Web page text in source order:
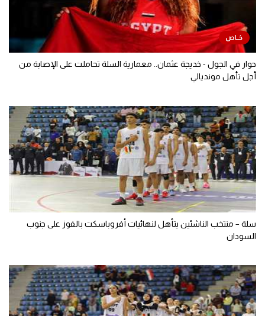
حوار في الجول - خديجة عثمان.. معمارية السلة تحاملت على الإصابة من
أجل تأهل مونديالي
سلة – منتخب الناشئين يتأهل لنهائيات أفروباسكت بالفوز على جنوب
السودان